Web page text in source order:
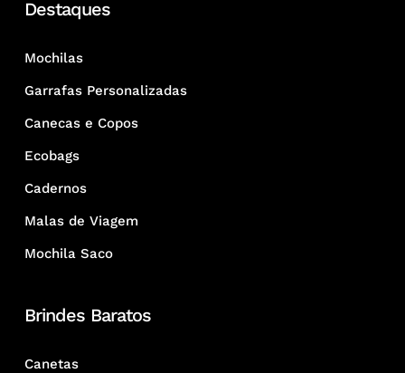
Destaques
Mochilas
Garrafas Personalizadas
Canecas e Copos
Ecobags
Cadernos
Malas de Viagem
Mochila Saco
Brindes Baratos
Canetas